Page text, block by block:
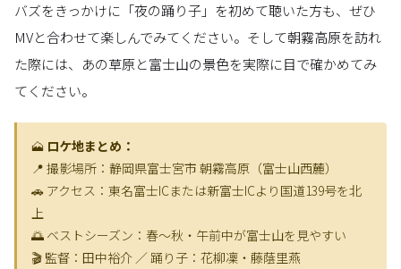
バズをきっかけに「夜の踊り子」を初めて聴いた方も、ぜひ
MVと合わせて楽しんでみてください。そして朝霧高原を訪れ
た際には、あの草原と富士山の景色を実際に目で確かめてみ
てください。
🗻 ロケ地まとめ：
📍 撮影場所：静岡県富士宮市 朝霧高原（富士山西麓）
🚗 アクセス：東名富士ICまたは新富士ICより国道139号を北
上
🌅 ベストシーズン：春〜秋・午前中が富士山を見やすい
🎬 監督：田中裕介 ／ 踊り子：花柳凜・藤蔭里燕